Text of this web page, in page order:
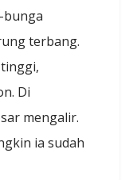
bunga
terbang.
Di
mengalir.
ia sudah